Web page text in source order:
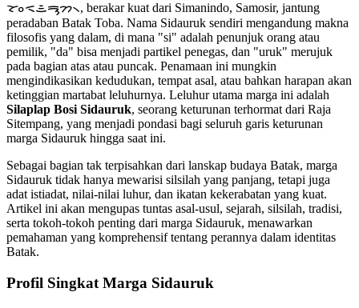
ᯘᯪᯑᯥᯒᯮᯂ᯲, berakar kuat dari Simanindo, Samosir, jantung
peradaban Batak Toba. Nama Sidauruk sendiri mengandung makna
filosofis yang dalam, di mana "si" adalah penunjuk orang atau
pemilik, "da" bisa menjadi partikel penegas, dan "uruk" merujuk
pada bagian atas atau puncak. Penamaan ini mungkin
mengindikasikan kedudukan, tempat asal, atau bahkan harapan akan
ketinggian martabat leluhurnya. Leluhur utama marga ini adalah
Silaplap Bosi Sidauruk, seorang keturunan terhormat dari Raja
Sitempang, yang menjadi pondasi bagi seluruh garis keturunan
marga Sidauruk hingga saat ini.
Sebagai bagian tak terpisahkan dari lanskap budaya Batak, marga
Sidauruk tidak hanya mewarisi silsilah yang panjang, tetapi juga
adat istiadat, nilai-nilai luhur, dan ikatan kekerabatan yang kuat.
Artikel ini akan mengupas tuntas asal-usul, sejarah, silsilah, tradisi,
serta tokoh-tokoh penting dari marga Sidauruk, menawarkan
pemahaman yang komprehensif tentang perannya dalam identitas
Batak.
Profil Singkat Marga Sidauruk